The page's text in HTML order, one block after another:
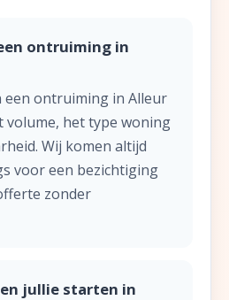
ontruiming in
een ontruiming in Alleur
volume, het type woning
Wij komen altijd
voor een bezichtiging
zonder
jullie starten in